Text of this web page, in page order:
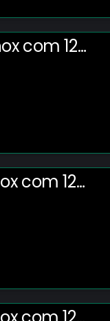
com 12
-
com 12